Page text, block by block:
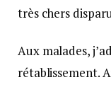
très chers
Aux malades,
rétablissement.